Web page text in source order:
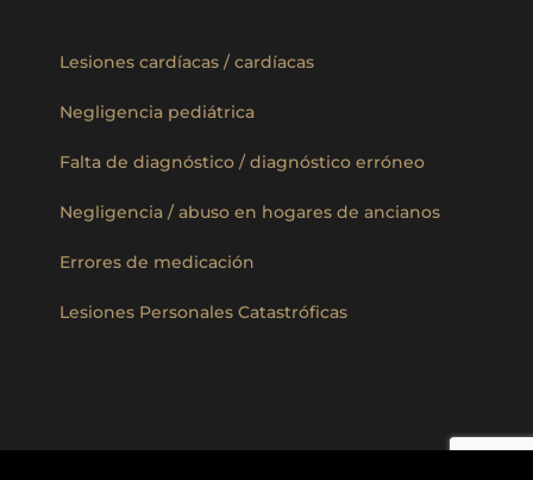
Lesiones cardíacas / cardíacas
Negligencia pediátrica
Falta de diagnóstico / diagnóstico erróneo
Negligencia / abuso en hogares de ancianos
Errores de medicación
Lesiones Personales Catastróficas